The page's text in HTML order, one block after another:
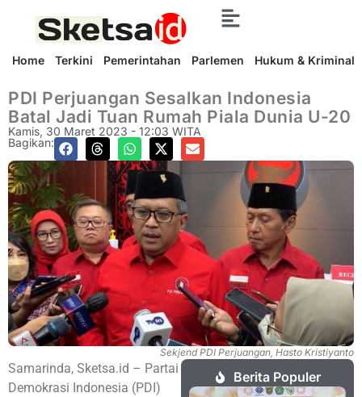
Home Terkini Pemerintahan Parlemen Hukum & Kriminal
PDI Perjuangan Sesalkan Indonesia
Batal Jadi Tuan Rumah Piala Dunia U-20
Kamis, 30 Maret 2023 - 12:03 WITA
Bagikan:
Sekjend PDI Perjuangan, Hasto Kristiyanto
Samarinda, Sketsa.id – Partai
Demokrasi Indonesia (PDI)
Berita Populer